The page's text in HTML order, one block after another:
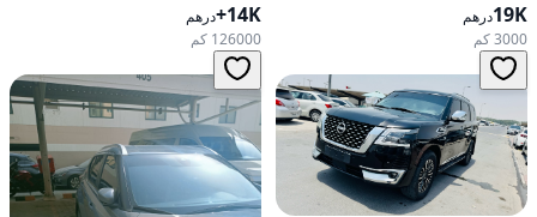
19Kدرهم
3000 كم
للدفع الأمامي
14K+ درهم
126000 كم